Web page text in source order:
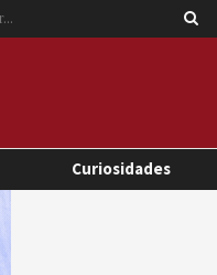
Curiosidades